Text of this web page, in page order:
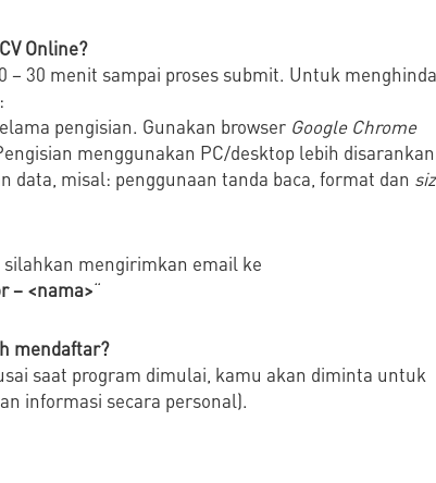
Online?
30 menit sampai proses submit. Untuk
pengisian. Gunakan browser Google Chrome
menggunakan PC/desktop lebih
data, misal: penggunaan tanda baca, format dan
mengirimkan email ke
– <nama>“
mendaftar?
saat program dimulai, kamu akan diminta untuk
informasi secara personal).